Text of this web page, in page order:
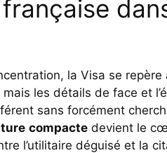
la Visa se
les détails de face et
sans forcément
compacte devient le
l’utilitaire déguisé et la